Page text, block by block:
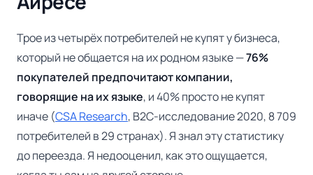
Трое из четырёх потребителей не купят у бизнеса,
который не общается на их родном языке —76%
покупателей предпочитают компании,
говорящие на их языке, и 40% просто не купят
иначе (CSA Research, B2C-исследование 2020, 8 709
потребителей в 29 странах). Я знал эту статистику
до переезда. Я недооценил, как это ощущается,